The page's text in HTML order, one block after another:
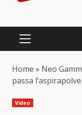
PRIMARY
Home » Neo
passa
Video